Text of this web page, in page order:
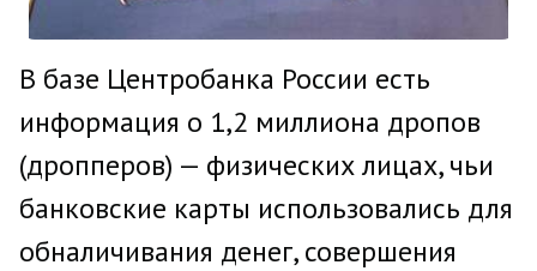
В базе Центробанка России есть
информация о 1,2 миллиона дропов
(дропперов) — физических лицах, чьи
банковские карты использовались для
обналичивания денег, совершения